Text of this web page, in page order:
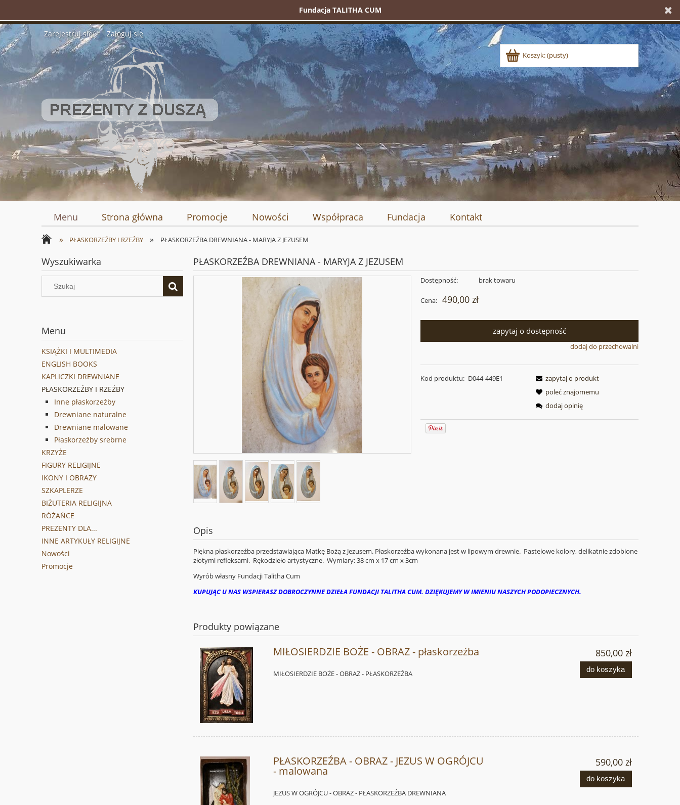
Fundacja TALITHA CUM
Zarejestruj się Zaloguj się
Koszyk:(pusty)
Menu Strona główna Promocje Nowości Współpraca Fundacja Kontakt
» PŁASKORZEŹBY I RZEŹBY » PŁASKORZEŹBA DREWNIANA - MARYJA Z JEZUSEM
Wyszukiwarka
Menu
KSIĄŻKI I MULTIMEDIA
ENGLISH BOOKS
KAPLICZKI DREWNIANE
PŁASKORZEŹBY I RZEŹBY
Inne płaskorzeźby
Drewniane naturalne
Drewniane malowane
Płaskorzeźby srebrne
KRZYŻE
FIGURY RELIGIJNE
IKONY I OBRAZY
SZKAPLERZE
BIŻUTERIA RELIGIJNA
RÓŻAŃCE
PREZENTY DLA...
INNE ARTYKUŁY RELIGIJNE
Nowości
Promocje
PŁASKORZEŹBA DREWNIANA - MARYJA Z JEZUSEM
Dostępność: brak towaru
Cena: 490,00 zł
zapytaj o dostępność
dodaj do przechowalni
Kod produktu: D044-449E1
zapytaj o produkt
poleć znajomemu
dodaj opinię
Opis
Piękna płaskorzeźba przedstawiająca Matkę Bożą z Jezusem. Płaskorzeźba wykonana jest w lipowym drewnie. Pastelowe kolory, delikatnie zdobione
złotymi refleksami. Rękodzieło artystyczne. Wymiary: 38 cm x 17 cm x 3cm
Wyrób własny Fundacji Talitha Cum
KUPUJĄC U NAS WSPIERASZ DOBROCZYNNE DZIEŁA FUNDACJI TALITHA CUM. DZIĘKUJEMY W IMIENIU NASZYCH PODOPIECZNYCH.
Produkty powiązane
MIŁOSIERDZIE BOŻE - OBRAZ - płaskorzeźba
MIŁOSIERDZIE BOŻE - OBRAZ - PŁASKORZEŹBA
850,00 zł
do koszyka
PŁASKORZEŹBA - OBRAZ - JEZUS W OGRÓJCU
- malowana
JEZUS W OGRÓJCU - OBRAZ - PŁASKORZEŹBA DREWNIANA
590,00 zł
do koszyka